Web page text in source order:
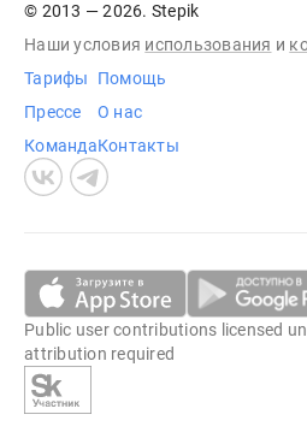
© 2013 — 2026. Stepik
Наши условия использования и
Тарифы
Прессе
Команда
Помощь
О нас
Контакты
Public user contributions licensed
attribution required